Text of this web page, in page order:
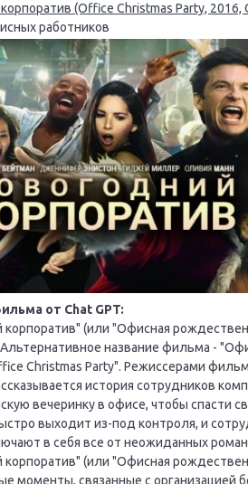
(Office Christmas Party,
работников
от Chat GPT:
корпоратив" (или "Офисная
название фильма -
Christmas Party". Режиссерами
история сотрудников
вечеринку в офисе, чтобы спасти
выходит из-под контроля, и
в себя все от неожиданных
корпоратив" (или "Офисная
моменты, связанные с